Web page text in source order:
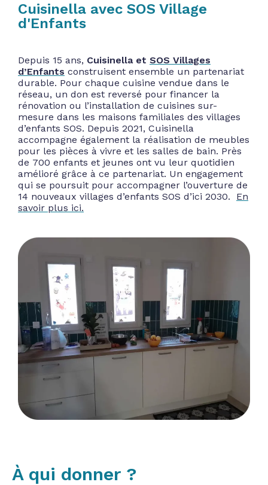
Cuisinella avec SOS Village
d'Enfants
Depuis 15 ans, Cuisinella et SOS Villages
d’Enfants construisent ensemble un partenariat
durable. Pour chaque cuisine vendue dans le
réseau, un don est reversé pour financer la
rénovation ou l’installation de cuisines sur-
mesure dans les maisons familiales des villages
d’enfants SOS. Depuis 2021, Cuisinella
accompagne également la réalisation de meubles
pour les pièces à vivre et les salles de bain. Près
de 700 enfants et jeunes ont vu leur quotidien
amélioré grâce à ce partenariat. Un engagement
qui se poursuit pour accompagner l’ouverture de
14 nouveaux villages d’enfants SOS d’ici 2030. En
savoir plus ici.
À qui donner ?